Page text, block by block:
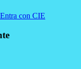
Entra con CIE